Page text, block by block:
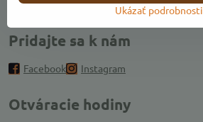
+421 917 141 409
Pridajte sa k nám
Facebook Instagram
Otváracie hodiny
Ukázať podrobnosti